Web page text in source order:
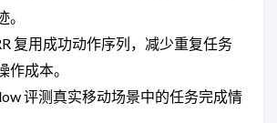
复用成功动作序列，减少重复任务
作成本。
评测真实移动场景中的任务完成情